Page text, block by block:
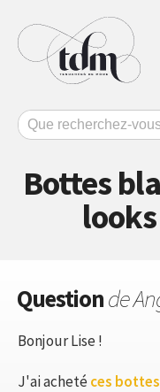
Bottes
Questionde
Bonjour Lise !
J'ai achetéces